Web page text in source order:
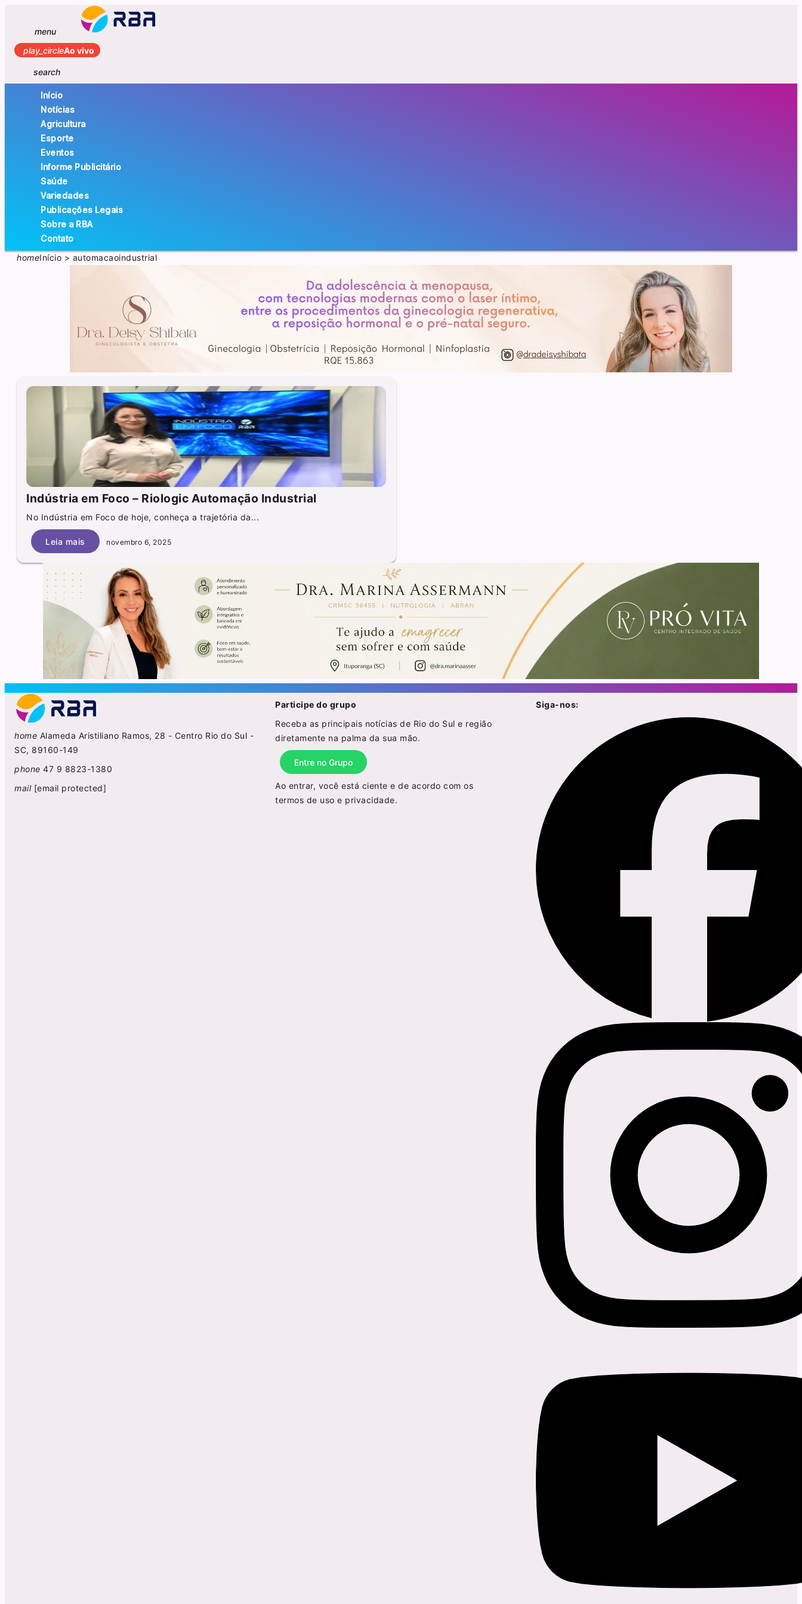
menu
play_circleAo vivo
search
Início
Notícias
Agricultura
Esporte
Eventos
Informe Publicitário
Saúde
Variedades
Publicações Legais
Sobre a RBA
Contato
homeInício > automacaoindustrial
Indústria em Foco – Riologic Automação Industrial
No Indústria em Foco de hoje, conheça a trajetória da...
Leia mais novembro 6, 2025
home Alameda Aristiliano Ramos, 28 - Centro Rio do Sul -
SC, 89160-149
phone 47 9 8823-1380
mail [email protected]
Participe do grupo
Receba as principais notícias de Rio do Sul e região
diretamente na palma da sua mão.
Entre no Grupo
Ao entrar, você está ciente e de acordo com os
termos de uso e privacidade.
Siga-nos: